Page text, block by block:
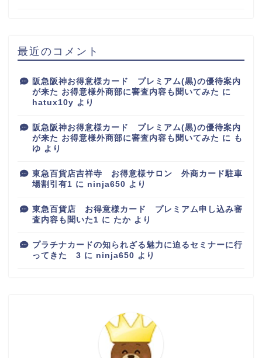
最近のコメント
阪急阪神お得意様カード プレミアム(黒)の優待案内
が来た お得意様外商部に審査内容も聞いてみた に
hatux10y より
阪急阪神お得意様カード プレミアム(黒)の優待案内
が来た お得意様外商部に審査内容も聞いてみた に も
ゆ より
東急百貨店吉祥寺 お得意様サロン 外商カード駐車
場割引有1 に ninja650 より
東急百貨店 お得意様カード プレミアム申し込み審
査内容も聞いた1 に たか より
プラチナカードの知られざる魅力に迫るセミナーに行
ってきた 3 に ninja650 より